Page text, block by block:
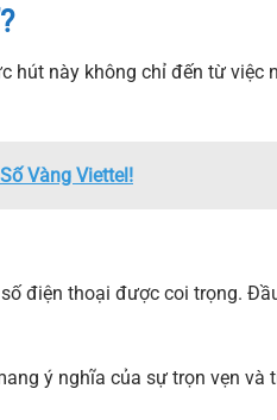
hút này không chỉ đến từ việc
Vàng Viettel!
điện thoại được coi trọng.
ý nghĩa của sự trọn vẹn và